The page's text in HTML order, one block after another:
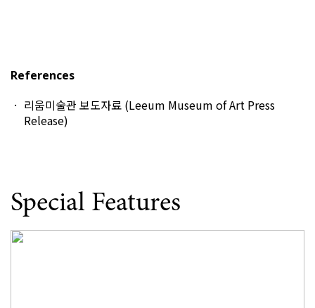
References
리움미술관 보도자료 (Leeum Museum of Art Press
Release)
Special Features